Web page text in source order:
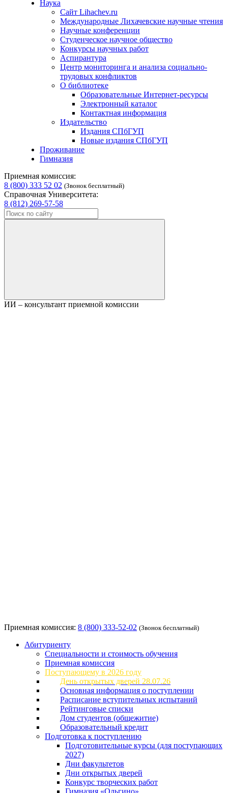
Наука
Сайт Lihachev.ru
Международные Лихачевские научные чтения
Научные конференции
Студенческое научное общество
Конкурсы научных работ
Аспирантура
Центр мониторинга и анализа социально-
трудовых конфликтов
О библиотеке
Образовательные Интернет-ресурсы
Электронный каталог
Контактная информация
Издательство
Издания СПбГУП
Новые издания СПбГУП
Проживание
Гимназия
Приемная комиссия:
8 (800) 333 52 02 (Звонок бесплатный)
Справочная Университета:
8 (812) 269-57-58
ИИ – консультант приемной комиссии
Приемная комиссия: 8 (800) 333-52-02 (Звонок бесплатный)
Абитуриенту
Специальности и стоимость обучения
Приемная комиссия
Поступающему в 2026 году
День открытых дверей 28.07.26
Основная информация о поступлении
Расписание вступительных испытаний
Рейтинговые списки
Дом студентов (общежитие)
Образовательный кредит
Подготовка к поступлению
Подготовительные курсы (для поступающих
2027)
Дни факультетов
Дни открытых дверей
Конкурс творческих работ
Гимназия «Ольгино»